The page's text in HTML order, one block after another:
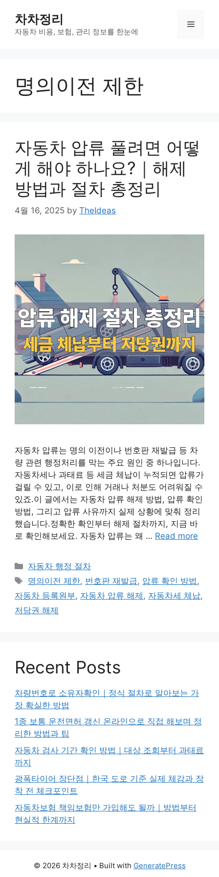
content
차차정리
자동차 비용, 보험, 관리 정보를 한눈에
Menu
명의이전 제한
자동차 압류 풀려면 어떻
게 해야 하나요?｜해제
방법과 절차 총정리
4월 16, 2025 by TheIdeas
자동차 압류는 명의 이전이나 번호판 재발급 등 차
량 관련 행정처리를 막는 주요 원인 중 하나입니다.
자동차세나 과태료 등 세금 체납이 누적되면 압류가
걸릴 수 있고, 이로 인해 거래나 처분도 어려워질 수
있죠.이 글에서는 자동차 압류 해제 방법, 압류 확인
방법, 그리고 압류 사유까지 실제 상황에 맞춰 정리
했습니다.정확한 확인부터 해제 절차까지, 지금 바
로 확인해보세요. 자동차 압류는 왜 … Read more
Categories
자동차 행정 절차
Tags
명의이전 제한, 번호판 재발급, 압류 확인 방법 ,
자동차 등록원부, 자동차 압류 해제 , 자동차세 체납,
저당권 해제
Recent Posts
차량번호로 소유자확인｜정식 절차로 알아보는 가
장 확실한 방법
1종 보통 운전면허 갱신 온라인으로 직접 해보며 정
리한 방법과 팁
자동차 검사 기간 확인 방법｜대상 조회부터 과태료
까지
광폭타이어 장단점｜한국 도로 기준 실제 체감과 장
착 전 체크포인트
자동차보험 책임보험만 가입해도 될까｜방법부터
현실적 한계까지
© 2026 차차정리 • Built with GeneratePress